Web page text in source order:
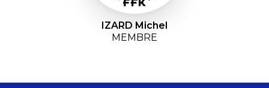
IZARD Michel
MEMBRE